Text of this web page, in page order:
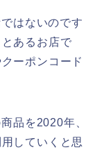
はないのです
あるお店で
ーポンコード
品を2020年、
していくと思